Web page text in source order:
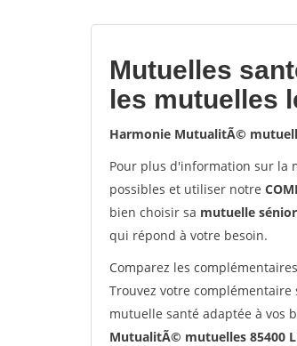
Mutuelles
les mutuelles
Harmonie MutualitÃ©
Pour plus d'information sur la
possibles et utiliser notre
bien choisir sa mutuelle sénior
qui répond à votre besoin.
Comparez les
Trouvez votre
mutuelle santé adaptée à vos
MutualitÃ© mutuelles 85400